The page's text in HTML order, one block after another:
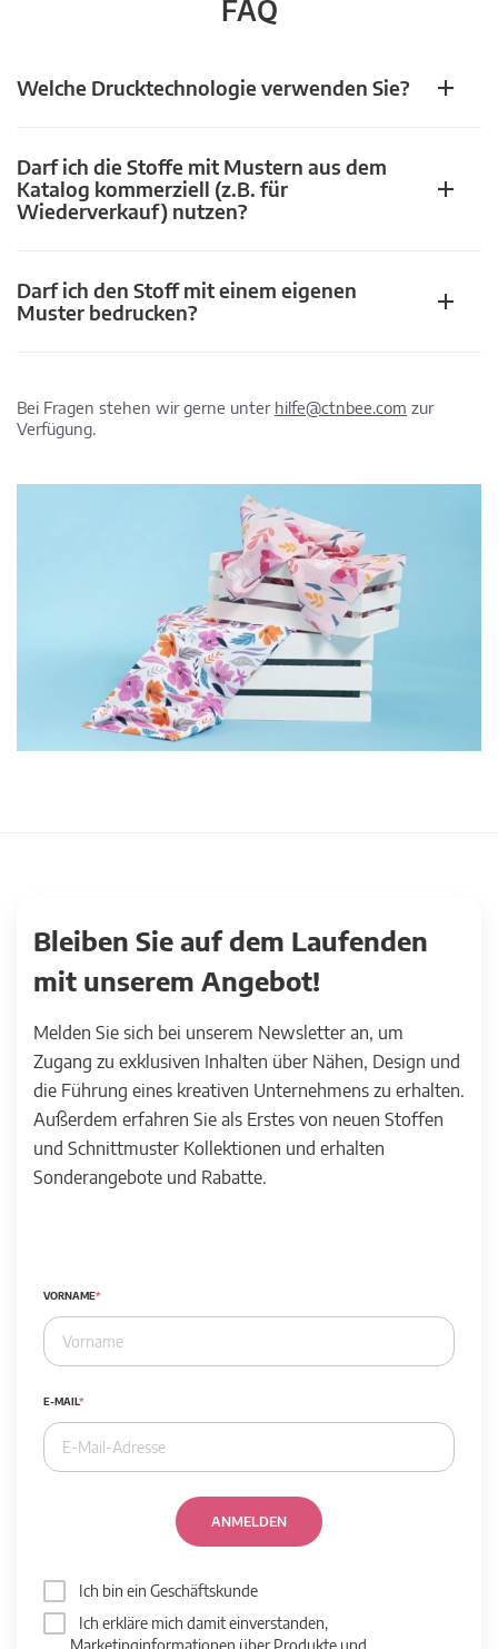
FAQ
Welche Drucktechnologie verwenden Sie?
Darf ich die Stoffe mit Mustern aus dem
Katalog kommerziell (z.B. für
Wiederverkauf) nutzen?
Darf ich den Stoff mit einem eigenen
Muster bedrucken?
Bei Fragen stehen wir gerne unter hilfe@ctnbee.com zur
Verfügung.
Bleiben Sie auf dem Laufenden
mit unserem Angebot!
Melden Sie sich bei unserem Newsletter an, um
Zugang zu exklusiven Inhalten über Nähen, Design und
die Führung eines kreativen Unternehmens zu erhalten.
Außerdem erfahren Sie als Erstes von neuen Stoffen
und Schnittmuster Kollektionen und erhalten
Sonderangebote und Rabatte.
VORNAME
E-MAIL
ANMELDEN
Ich bin ein Geschäftskunde
Ich erkläre mich damit einverstanden,